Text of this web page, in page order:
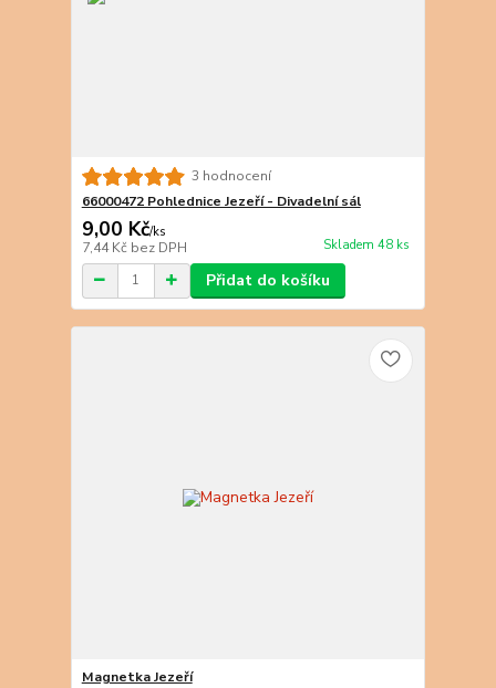
3 hodnocení
66000472 Pohlednice Jezeří - Divadelní sál
9,00 Kč/ks
7,44 Kč bez DPH Skladem 48 ks
Přidat do košíku
Magnetka Jezeří